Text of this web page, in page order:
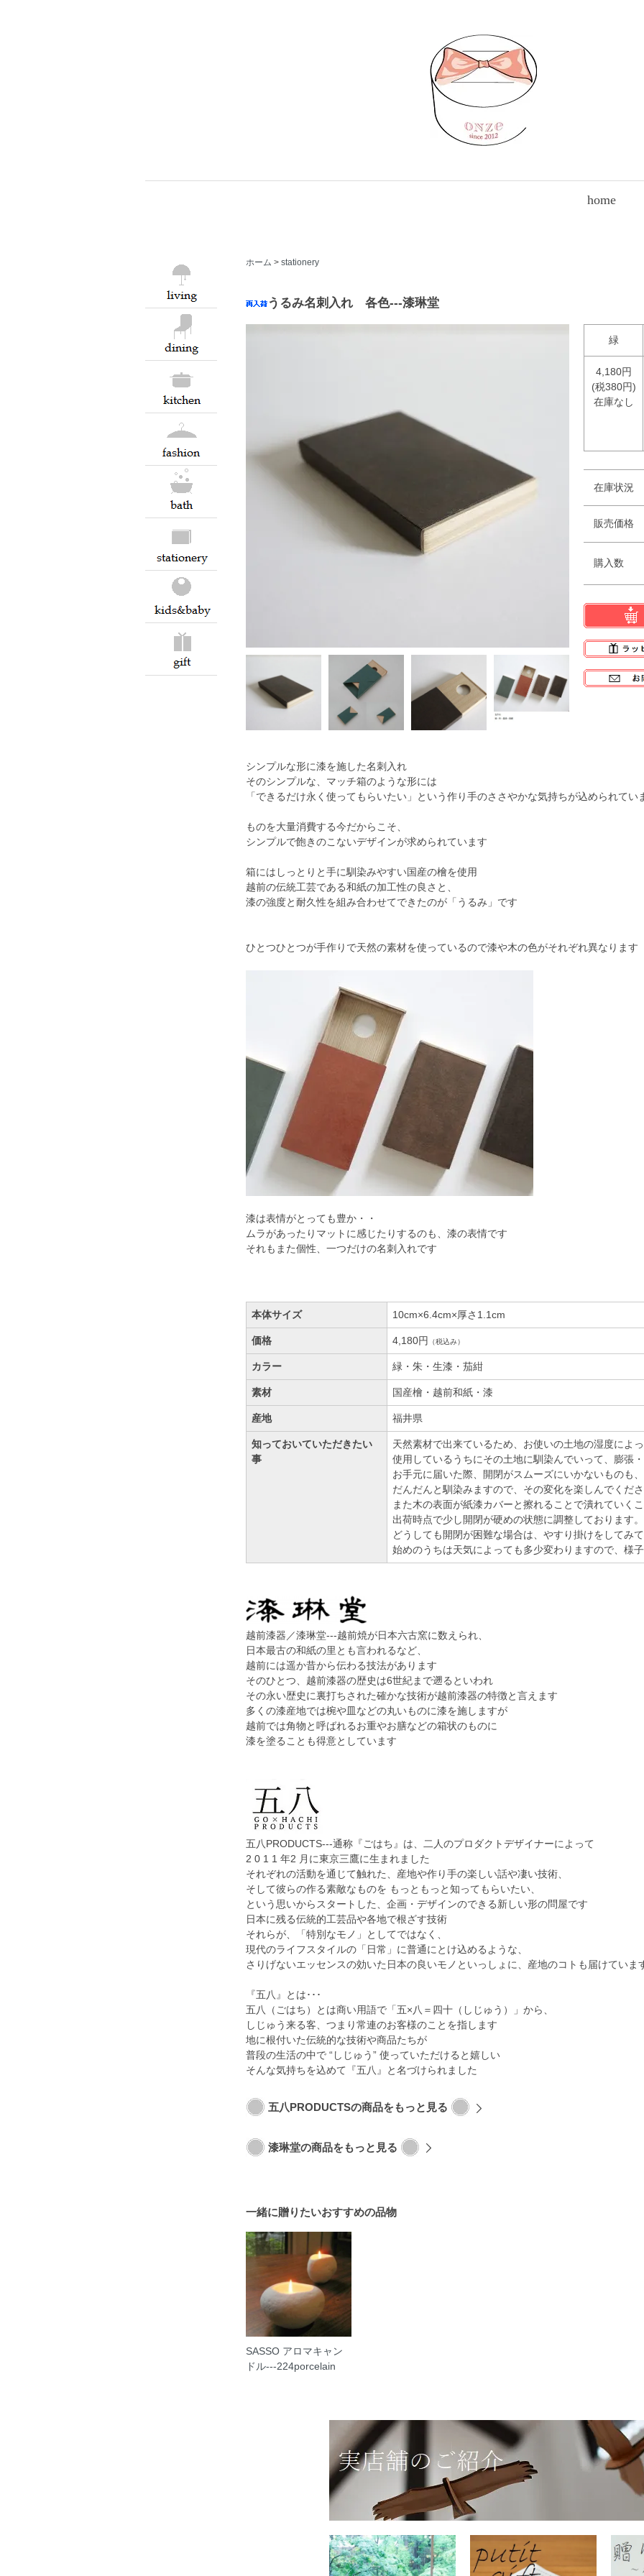
home
ホーム > stationery
うるみ名刺入れ 各色---漆琳堂
緑
4,180円
(税380円)
在庫なし
在庫状況
販売価格
購入数
シンプルな形に漆を施した名刺入れ
そのシンプルな、マッチ箱のような形には
「できるだけ永く使ってもらいたい」という作り手のささやかな気持ちが込められてい
ものを大量消費する今だからこそ、
シンプルで飽きのこないデザインが求められています
箱にはしっとりと手に馴染みやすい国産の檜を使用
越前の伝統工芸である和紙の加工性の良さと、
漆の強度と耐久性を組み合わせてできたのが「うるみ」です
ひとつひとつが手作りで天然の素材を使っているので漆や木の色がそれぞれ異なります
漆は表情がとっても豊か・・
ムラがあったりマットに感じたりするのも、漆の表情です
それもまた個性、一つだけの名刺入れです
本体サイズ 10cm×6.4cm×厚さ1.1cm
価格 4,180円 （税込み）
カラー 緑・朱・生漆・茄紺
素材 国産檜・越前和紙・漆
産地 福井県
知っておいていただきたい
事
天然素材で出来ているため、お使いの土地の湿度によ
使用しているうちにその土地に馴染んでいって、膨張
お手元に届いた際、開閉がスムーズにいかないものも、
だんだんと馴染みますので、その変化を楽しんでくだ
また木の表面が紙漆カバーと擦れることで潰れていく
出荷時点で少し開閉が硬めの状態に調整しております。
どうしても開閉が困難な場合は、やすり掛けをしてみ
始めのうちは天気によっても多少変わりますので、様
越前漆器／漆琳堂---越前焼が日本六古窯に数えられ、
日本最古の和紙の里とも言われるなど、
越前には遥か昔から伝わる技法があります
そのひとつ、越前漆器の歴史は6世紀まで遡るといわれ
その永い歴史に裏打ちされた確かな技術が越前漆器の特徴と言えます
多くの漆産地では椀や皿などの丸いものに漆を施しますが
越前では角物と呼ばれるお重やお膳などの箱状のものに
漆を塗ることも得意としています
五八PRODUCTS---通称『ごはち』は、二人のプロダクトデザイナーによって
2 0 1 1 年2 月に東京三鷹に生まれました
それぞれの活動を通じて触れた、産地や作り手の楽しい話や凄い技術、
そして彼らの作る素敵なものを もっともっと知ってもらいたい、
という思いからスタートした、企画・デザインのできる新しい形の問屋です
日本に残る伝統的工芸品や各地で根ざす技術
それらが、「特別なモノ」としてではなく、
現代のライフスタイルの「日常」に普通にとけ込めるような、
さりげないエッセンスの効いた日本の良いモノといっしょに、産地のコトも届けていま
『五八』とは･･･
五八（ごはち）とは商い用語で「五×八＝四十（しじゅう）」から、
しじゅう来る客、つまり常連のお客様のことを指します
地に根付いた伝統的な技術や商品たちが
普段の生活の中で “しじゅう” 使っていただけると嬉しい
そんな気持ちを込めて『五八』と名づけられました
五八PRODUCTSの商品をもっと見る
漆琳堂の商品をもっと見る
一緒に贈りたいおすすめの品物
SASSO アロマキャン
ドル---224porcelain